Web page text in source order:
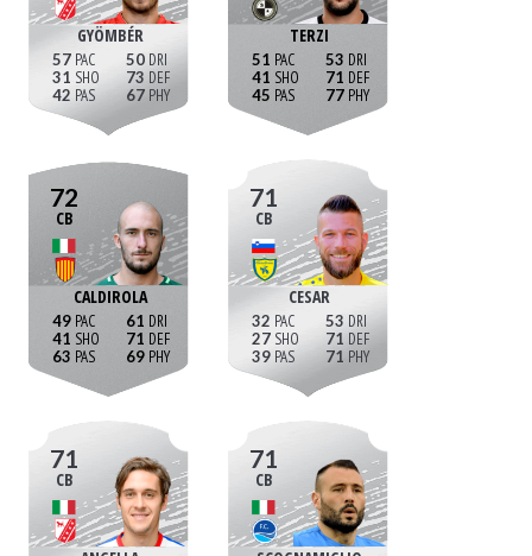
GYÖMBÉR
57
31
42
50
73
67
TERZI
51
41
45
53
71
77
72
CB
CALDIROLA
49
41
63
61
71
69
71
CB
CESAR
32
27
39
53
71
71
71
CB
71
CB